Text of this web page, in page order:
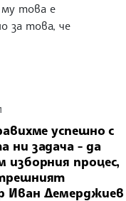
това е
за това, че
успешно с
ни задача - да
изборния процес,
Иван Демерджиев